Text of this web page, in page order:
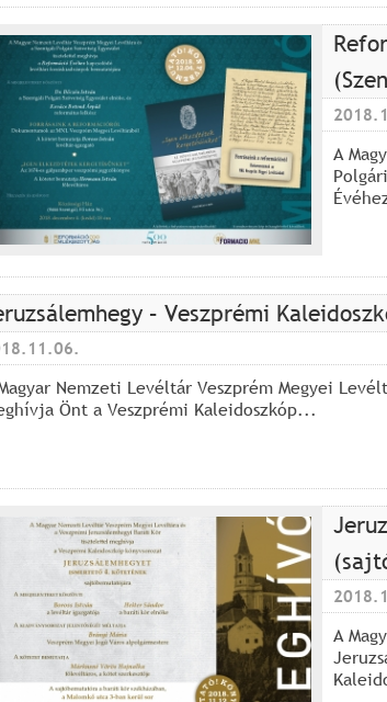
A
– Veszprémi
Nemzeti Levéltár Veszprém Megyei
Önt a Veszprémi Kaleidoszkóp...
A